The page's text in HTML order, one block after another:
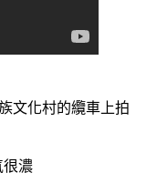
文化村的纜車上拍
很濃